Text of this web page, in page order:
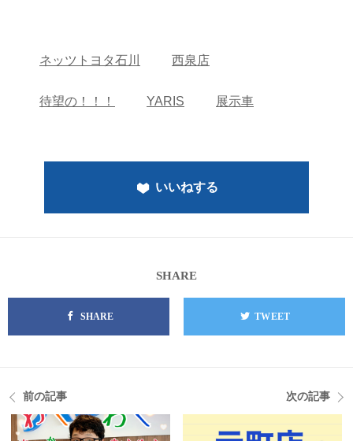
ネッツトヨタ石川 西泉店
待望の！！！ YARIS 展示車
いいねする
SHARE
SHARE TWEET
前の記事 次の記事